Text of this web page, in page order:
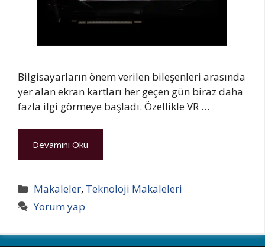
Bilgisayarların önem verilen bileşenleri arasında
yer alan ekran kartları her geçen gün biraz daha
fazla ilgi görmeye başladı. Özellikle VR …
Devamını Oku
Kategoriler
Makaleler, Teknoloji Makaleleri
Yorum yap